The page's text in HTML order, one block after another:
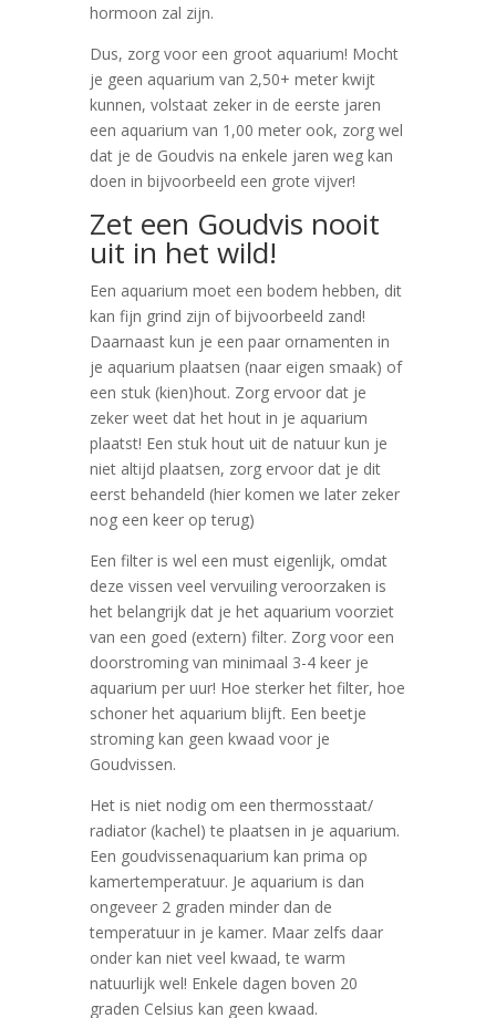
hormoon zal zijn.
Dus, zorg voor een groot aquarium! Mocht
je geen aquarium van 2,50+ meter kwijt
kunnen, volstaat zeker in de eerste jaren
een aquarium van 1,00 meter ook, zorg wel
dat je de Goudvis na enkele jaren weg kan
doen in bijvoorbeeld een grote vijver!
Zet een Goudvis nooit
uit in het wild!
Een aquarium moet een bodem hebben, dit
kan fijn grind zijn of bijvoorbeeld zand!
Daarnaast kun je een paar ornamenten in
je aquarium plaatsen (naar eigen smaak) of
een stuk (kien)hout. Zorg ervoor dat je
zeker weet dat het hout in je aquarium
plaatst! Een stuk hout uit de natuur kun je
niet altijd plaatsen, zorg ervoor dat je dit
eerst behandeld (hier komen we later zeker
nog een keer op terug)
Een filter is wel een must eigenlijk, omdat
deze vissen veel vervuiling veroorzaken is
het belangrijk dat je het aquarium voorziet
van een goed (extern) filter. Zorg voor een
doorstroming van minimaal 3-4 keer je
aquarium per uur! Hoe sterker het filter, hoe
schoner het aquarium blijft. Een beetje
stroming kan geen kwaad voor je
Goudvissen.
Het is niet nodig om een thermosstaat/
radiator (kachel) te plaatsen in je aquarium.
Een goudvissenaquarium kan prima op
kamertemperatuur. Je aquarium is dan
ongeveer 2 graden minder dan de
temperatuur in je kamer. Maar zelfs daar
onder kan niet veel kwaad, te warm
natuurlijk wel! Enkele dagen boven 20
graden Celsius kan geen kwaad.